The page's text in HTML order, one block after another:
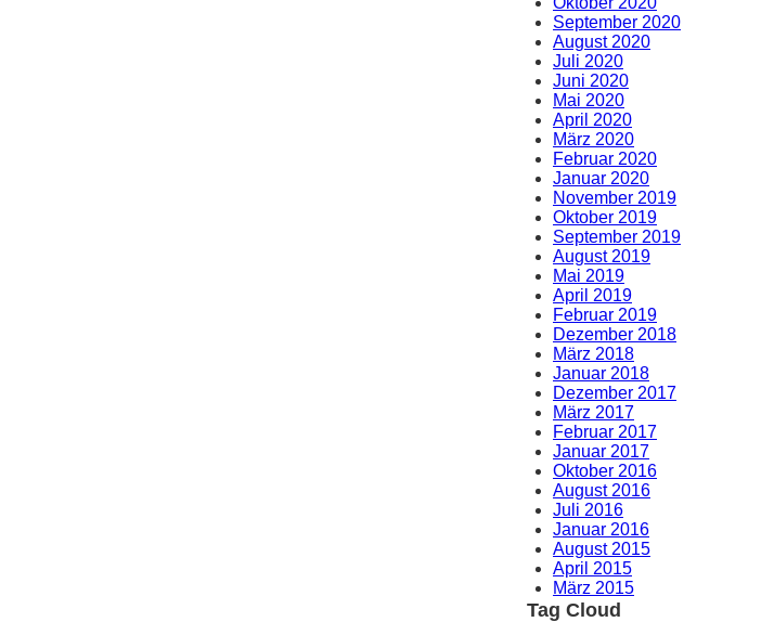
September 2020
August 2020
Juli 2020
Juni 2020
Mai 2020
April 2020
März 2020
Februar 2020
Januar 2020
November 2019
Oktober 2019
September 2019
August 2019
Mai 2019
April 2019
Februar 2019
Dezember 2018
März 2018
Januar 2018
Dezember 2017
März 2017
Februar 2017
Januar 2017
Oktober 2016
August 2016
Juli 2016
Januar 2016
August 2015
April 2015
März 2015
Tag Cloud